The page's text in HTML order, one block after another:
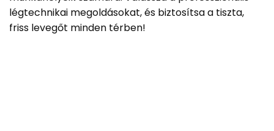
légtechnikai megoldásokat, és biztosítsa a tiszta,
friss levegőt minden térben!